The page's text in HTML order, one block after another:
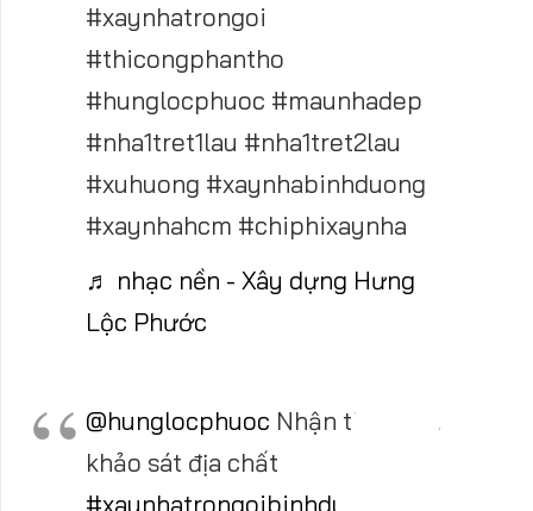
#xaynhatrongoi
#thicongphantho
#hunglocphuoc #maunhadep
#nha1tret1lau #nha1tret2lau
#xuhuong #xaynhabinhduong
#xaynhahcm #chiphixaynha
♬ nhạc nền - Xây dựng Hưng
Lộc Phước
@hunglocphuoc Nhận tim mốc,
khảo sát địa chất
#xaynhatrongoibinhduong